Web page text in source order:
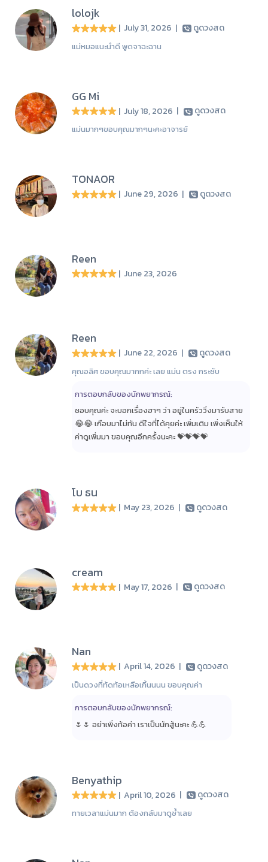
lolojk
| July 31, 2026 | ดูดวงสด
แม่หมอแนะนำดี พูดจาฉะฉาน
GG Mi
| July 18, 2026 | ดูดวงสด
แม่นมากๆขอบคุณมากๆนะคะอาจารย์
TONAOR
| June 29, 2026 | ดูดวงสด
Reen
| June 23, 2026
Reen
| June 22, 2026 | ดูดวงสด
คุณอลิศ ขอบคุณมากกค่ะ เลย แม่น ตรง กระชับ
การตอบกลับของนักพยากรณ์:
ชอบคุณค่ะ จะบอกเรื่องฮาๆ ว่า อยู่ในครัววิ่งมารับสาย
😂😂 เกือบมาไม่ทัน ดีใจที่ได้คุยค่ะ เพิ่มเติม เพิ่งเห็นให้
ค่าดูเพิ่มมา ขอบคุณอีกครั้งนะคะ 💝💝💝💝
โบ ธน
| May 23, 2026 | ดูดวงสด
cream
| May 17, 2026 | ดูดวงสด
Nan
| April 14, 2026 | ดูดวงสด
เป็นดวงที่ท้ดท้อเหลือเกิ้นนนน ขอบคุณค่า
การตอบกลับของนักพยากรณ์:
🌷🌷 อย่าเพิ่งท้อค่า เราเป็นนักสู้นะคะ 💪💪
Benyathip
| April 10, 2026 | ดูดวงสด
ทายเวลาแม่นมาก ต้องกลับมาดูซ้ำเลย